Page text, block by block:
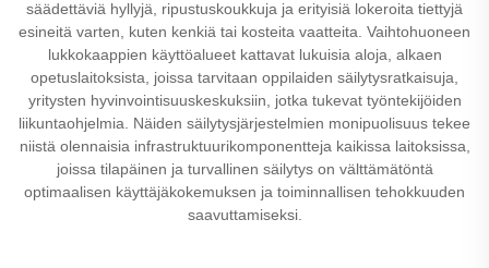
säädettäviä hyllyjä, ripustuskoukkuja ja erityisiä lokeroita tiettyjä
esineitä varten, kuten kenkiä tai kosteita vaatteita. Vaihtohuoneen
lukkokaappien käyttöalueet kattavat lukuisia aloja, alkaen
opetuslaitoksista, joissa tarvitaan oppilaiden säilytysratkaisuja,
yritysten hyvinvointisuuskeskuksiin, jotka tukevat työntekijöiden
liikuntaohjelmia. Näiden säilytysjärjestelmien monipuolisuus tekee
niistä olennaisia infrastruktuurikomponentteja kaikissa laitoksissa,
joissa tilapäinen ja turvallinen säilytys on välttämätöntä
optimaalisen käyttäjäkokemuksen ja toiminnallisen tehokkuuden
saavuttamiseksi.